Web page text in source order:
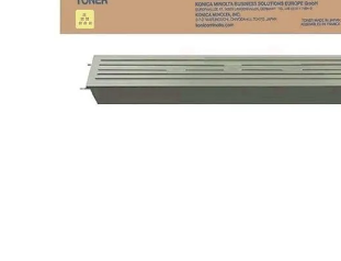
Capacité en pages (à 5%) : 31500
A3VU250 / TN-711 YKonica Minolta - jaune -